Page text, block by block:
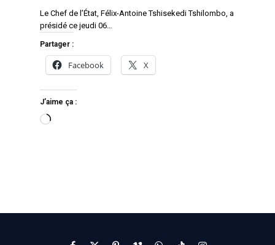
Le Chef de l’État, Félix-Antoine Tshisekedi Tshilombo, a
présidé ce jeudi 06…
Partager :
Facebook X
J’aime ça :